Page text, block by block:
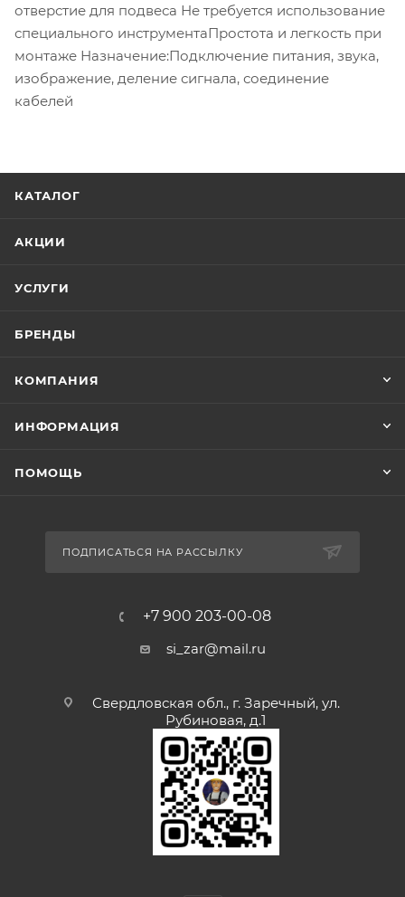
отверстие для подвеса Не требуется использование
специального инструментаПростота и легкость при
монтаже Назначение:Подключение питания, звука,
изображение, деление сигнала, соединение
кабелей
КАТАЛОГ
АКЦИИ
УСЛУГИ
БРЕНДЫ
КОМПАНИЯ
ИНФОРМАЦИЯ
ПОМОЩЬ
ПОДПИСАТЬСЯ НА РАССЫЛКУ
+7 900 203-00-08
si_zar@mail.ru
Свердловская обл., г. Заречный, ул.
Рубиновая, д.1